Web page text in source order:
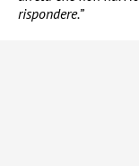
rispondere.”